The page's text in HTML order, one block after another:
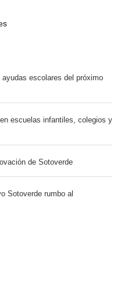
escolares del próximo
escuelas infantiles, colegios y
de Sotoverde
Sotoverde rumbo al